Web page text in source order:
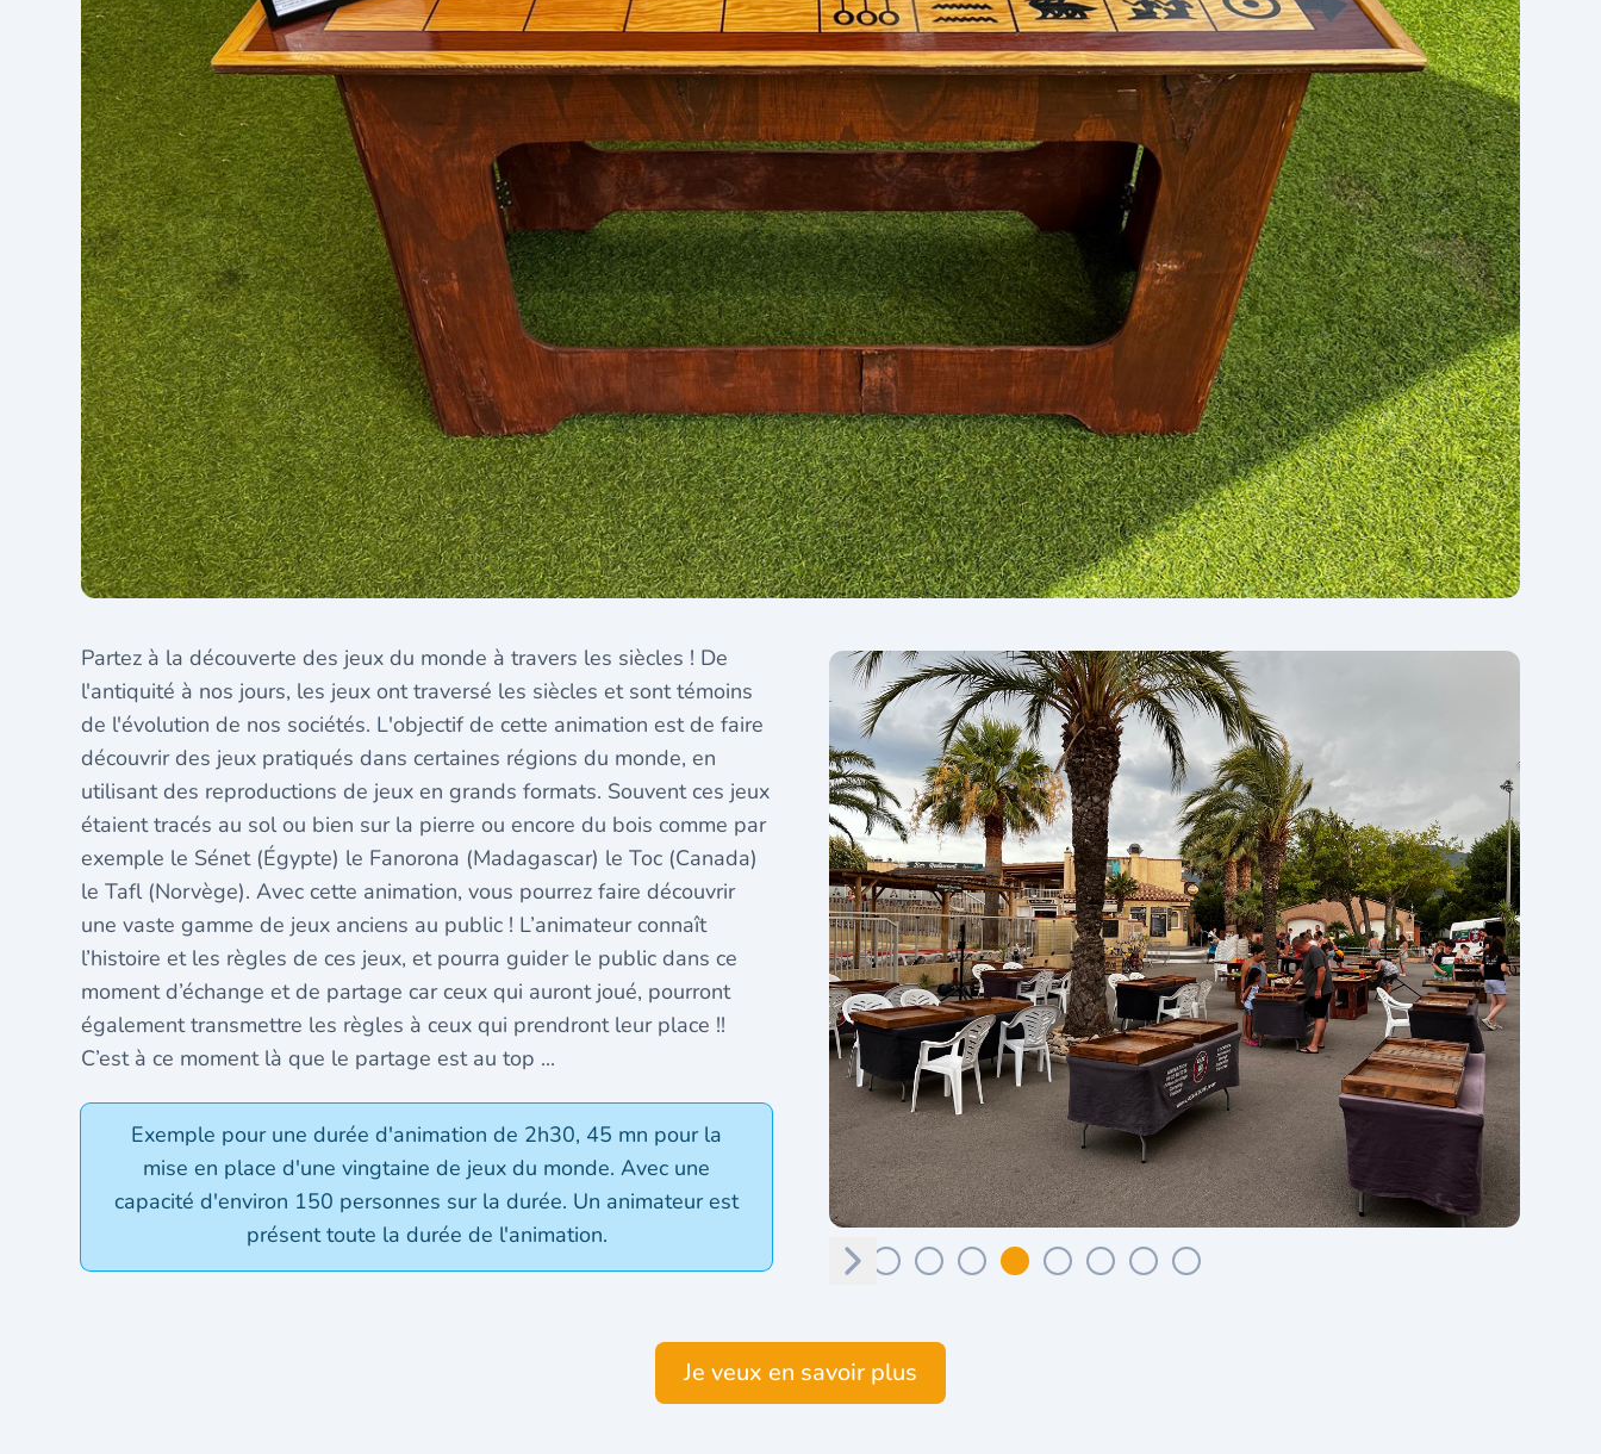
Partez à la découverte des jeux du monde à travers les siècles ! De
l'antiquité à nos jours, les jeux ont traversé les siècles et sont témoins
de l'évolution de nos sociétés. L'objectif de cette animation est de faire
découvrir des jeux pratiqués dans certaines régions du monde, en
utilisant des reproductions de jeux en grands formats. Souvent ces jeux
étaient tracés au sol ou bien sur la pierre ou encore du bois comme par
exemple le Sénet (Égypte) le Fanorona (Madagascar) le Toc (Canada)
le Tafl (Norvège). Avec cette animation, vous pourrez faire découvrir
une vaste gamme de jeux anciens au public ! L’animateur connaît
l’histoire et les règles de ces jeux, et pourra guider le public dans ce
moment d’échange et de partage car ceux qui auront joué, pourront
également transmettre les règles à ceux qui prendront leur place !!
C’est à ce moment là que le partage est au top ...
Exemple pour une durée d'animation de 2h30, 45 mn pour la
mise en place d'une vingtaine de jeux du monde. Avec une
capacité d'environ 150 personnes sur la durée. Un animateur est
présent toute la durée de l'animation.
Suivant
Suivant
Je veux en savoir plus